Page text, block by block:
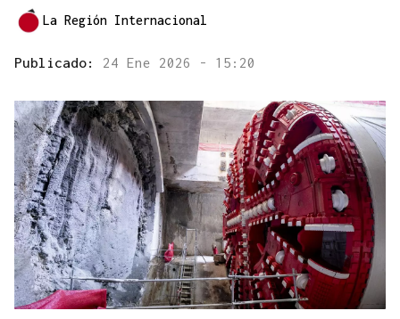
La Región Internacional
Publicado: 24 Ene 2026 - 15:20